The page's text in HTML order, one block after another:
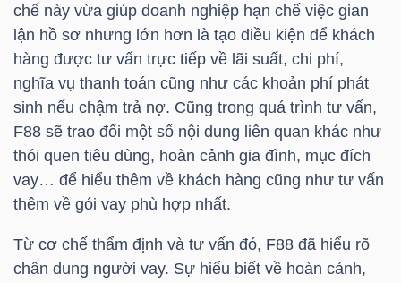
chế này vừa giúp doanh nghiệp hạn chế việc gian
lận hồ sơ nhưng lớn hơn là tạo điều kiện để khách
hàng được tư vấn trực tiếp về lãi suất, chi phí,
nghĩa vụ thanh toán cũng như các khoản phí phát
sinh nếu chậm trả nợ. Cũng trong quá trình tư vấn,
F88 sẽ trao đổi một số nội dung liên quan khác như
thói quen tiêu dùng, hoàn cảnh gia đình, mục đích
vay… để hiểu thêm về khách hàng cũng như tư vấn
thêm về gói vay phù hợp nhất.
Từ cơ chế thẩm định và tư vấn đó, F88 đã hiểu rõ
chân dung người vay. Sự hiểu biết về hoàn cảnh,
PHIẾU
PHÁI
SINH
TRÁI